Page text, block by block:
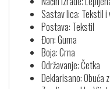
Sastav lica: Tekstil i
Postava: Tekstil
Đon: Guma
Boja: Crna
Održavanje: Četka
Deklarisano: Obuća